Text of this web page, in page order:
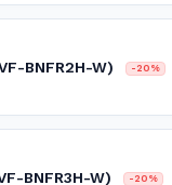
BNFR2H-W) -20%
BNFR3H-W) -20%